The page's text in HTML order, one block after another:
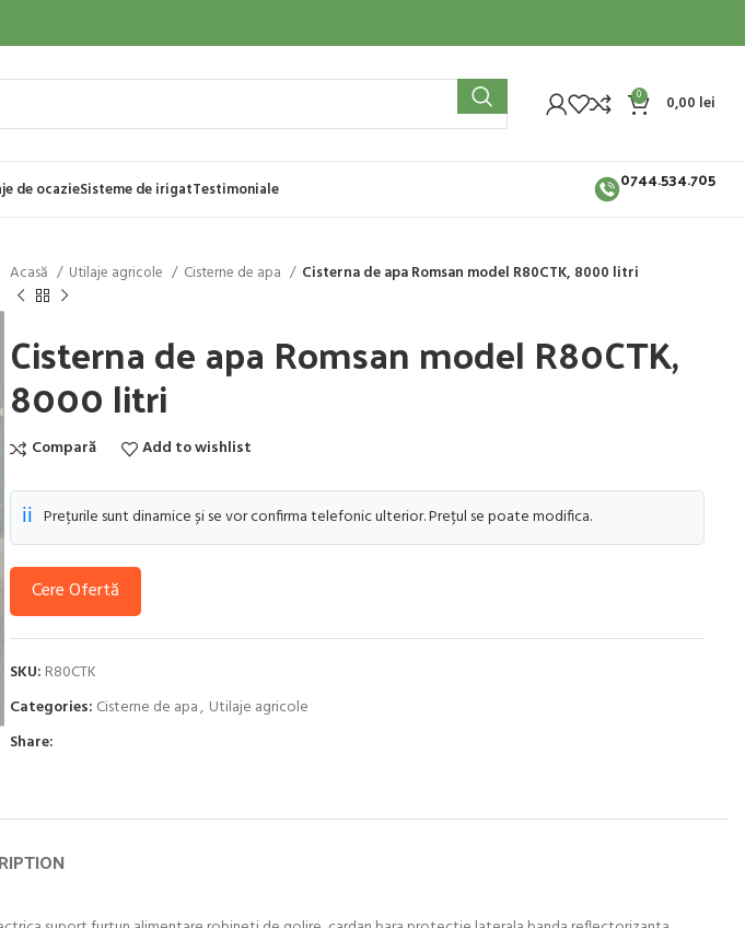
0 0,00 lei
de ocazieSisteme de irigatTestimoniale 0744.534.705
Acasă Utilaje agricole Cisterne de apa Cisterna de apa Romsan model R80CTK, 8000 litri
Cisterna de apa Romsan model R80CTK,
8000 litri
Compară Add to wishlist
ℹ️ Prețurile sunt dinamice și se vor confirma telefonic ulterior. Prețul se poate modifica.
Cere Ofertă
SKU: R80CTK
Categories: Cisterne de apa, Utilaje agricole
Share: